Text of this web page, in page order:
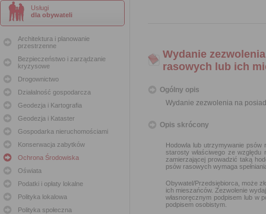
Usługi
dla obywateli
Architektura i planowanie
przestrzenne
Bezpieczeństwo i zarządzanie
kryzysowe
Drogownictwo
Działalność gospodarcza
Geodezja i Kartografia
Geodezja i Kataster
Gospodarka nieruchomościami
Konserwacja zabytków
Ochrona Środowiska
Oświata
Podatki i opłaty lokalne
Polityka lokalowa
Polityka społeczna
Wydanie
rasowych lub ich
Ogólny opis
Wydanie zezwolenia na
Opis skrócony
Hodowla lub utrzymywanie
starosty właściwego ze
zamierzającej prowadzić taką
psów rasowych wymaga
Obywatel/Przedsiębiorca, może
ich mieszańców. Zezwolenie
własnoręcznym podpisem lub w
podpisem osobistym.